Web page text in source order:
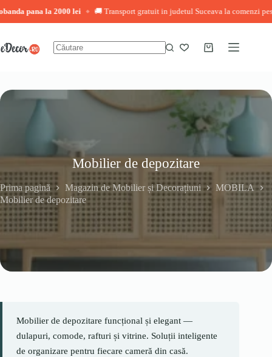
la 2000 lei ◆ 🚚 Transport gratuit in judetul Suceava la comenzi peste 3.000
conținut
Coș
Mobilier de depozitare
Prima pagină Magazin de Mobilier și Decorațiuni
MOBILA
Mobilier de depozitare
Mobilier de depozitare funcțional și elegant —
dulapuri, comode, rafturi și vitrine. Soluții inteligente
de organizare pentru fiecare cameră din casă.